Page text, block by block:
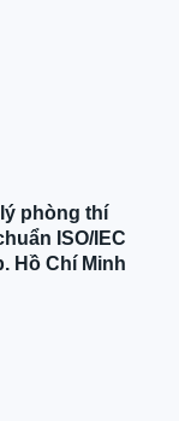
phòng thí
ISO/IEC
Hồ Chí Minh